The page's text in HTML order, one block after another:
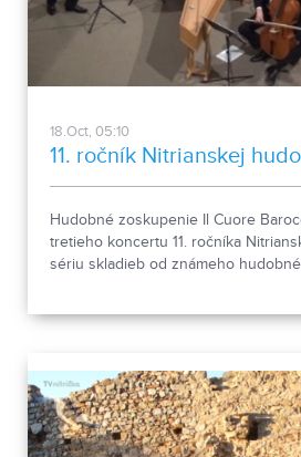
18.Oct, 05:10
11. ročník Nitrianskej
Hudobné zoskupenie Il Cuore
tretieho koncertu 11. ročníka
sériu skladieb od známeho